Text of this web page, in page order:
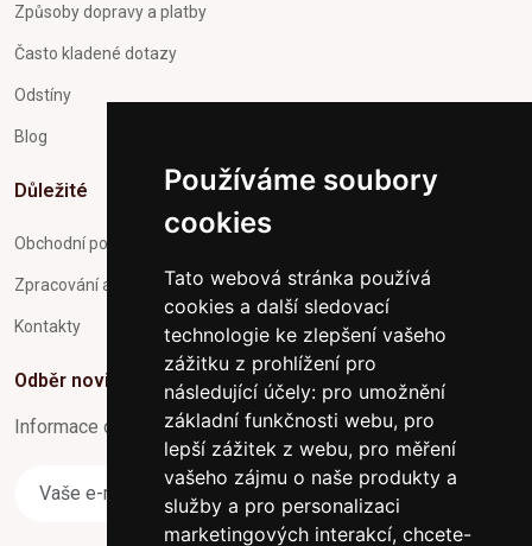
Používáme soubory
cookies
Tato webová stránka používá
cookies a další sledovací
technologie ke zlepšení vašeho
zážitku z prohlížení pro
následující účely: pro umožnění
základní funkčnosti webu, pro
lepší zážitek z webu, pro měření
vašeho zájmu o naše produkty a
služby a pro personalizaci
marketingových interakcí, chcete-
Způsoby dopravy a platby
Často kladené dotazy
Odstíny
Blog
Důležité
Obchodní podmínky
Zpracování a ochrana osobních údajů
Kontakty
Odběr novinek
Informace o Novinkách a užitečné rady max. 1x za týden
Odebírat